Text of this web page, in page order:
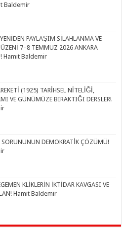
Baldemir
PAYLAŞIM SİLAHLANMA VE
7–8 TEMMUZ 2026 ANKARA
Hamit Baldemir
(1925) TARİHSEL NİTELİĞİ,
VE GÜNÜMÜZE BIRAKTIĞI DERSLER!
SORUNUNUN DEMOKRATİK ÇÖZÜMÜ!
KLİKLERİN İKTİDAR KAVGASI VE
Hamit Baldemir